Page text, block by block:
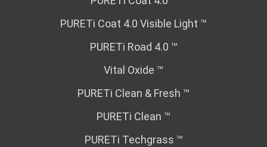
PURETi Coat 4.0 Visible Light ™
PURETi Road 4.0 ™
Vital Oxide ™
PURETi Clean & Fresh ™
PURETi Clean ™
PURETi Techgrass ™